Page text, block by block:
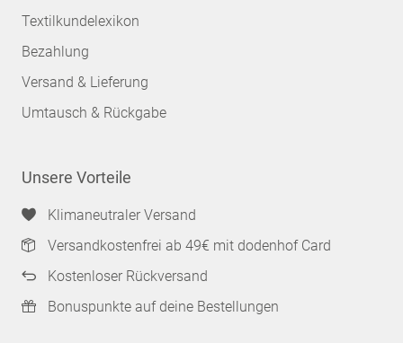
Textilkundelexikon
Bezahlung
Versand & Lieferung
Umtausch & Rückgabe
Unsere Vorteile
Klimaneutraler Versand
Versandkostenfrei ab 49€ mit dodenhof Card
Kostenloser Rückversand
Bonuspunkte auf deine Bestellungen